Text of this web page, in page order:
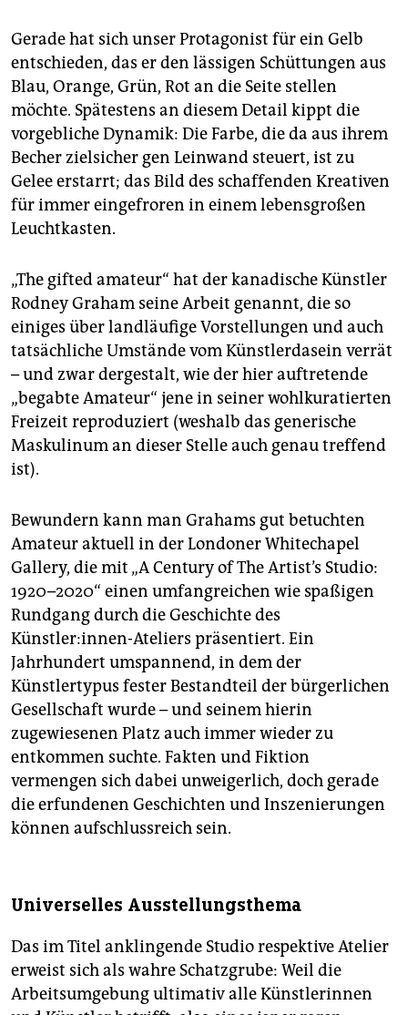
Gerade hat sich unser Protagonist für ein Gelb
entschieden, das er den lässigen Schüttungen aus
Blau, Orange, Grün, Rot an die Seite stellen
möchte. Spätestens an diesem Detail kippt die
vorgebliche Dynamik: Die Farbe, die da aus ihrem
Becher zielsicher gen Leinwand steuert, ist zu
Gelee erstarrt; das Bild des schaffenden Kreativen
für immer eingefroren in einem lebensgroßen
Leuchtkasten.
„The gifted amateur“ hat der kanadische Künstler
Rodney Graham seine Arbeit genannt, die so
einiges über landläufige Vorstellungen und auch
tatsächliche Umstände vom Künstlerdasein verrät
– und zwar dergestalt, wie der hier auftretende
„begabte Amateur“ jene in seiner wohlkuratierten
Freizeit reproduziert (weshalb das generische
Maskulinum an dieser Stelle auch genau treffend
ist).
Bewundern kann man Grahams gut betuchten
Amateur aktuell in der Londoner Whitechapel
Gallery, die mit „A Century of The Artist’s Studio:
1920–2020“ einen umfangreichen wie spaßigen
Rundgang durch die Geschichte des
Künstler:innen-Ateliers präsentiert. Ein
Jahrhundert umspannend, in dem der
Künstlertypus fester Bestandteil der bürgerlichen
Gesellschaft wurde – und seinem hierin
zugewiesenen Platz auch immer wieder zu
entkommen suchte. Fakten und Fiktion
vermengen sich dabei unweigerlich, doch gerade
die erfundenen Geschichten und Inszenierungen
können aufschlussreich sein.
Universelles Ausstellungsthema
Das im Titel anklingende Studio respektive Atelier
erweist sich als wahre Schatzgrube: Weil die
Arbeitsumgebung ultimativ alle Künstlerinnen